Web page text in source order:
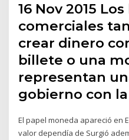
16 Nov 2015
comerciales
crear dinero
billete o una
representan
gobierno con la
El papel moneda apareció en
valor dependía de Surgió